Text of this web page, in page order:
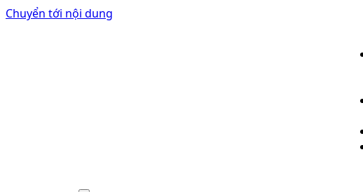
Chuyển tới nội dung